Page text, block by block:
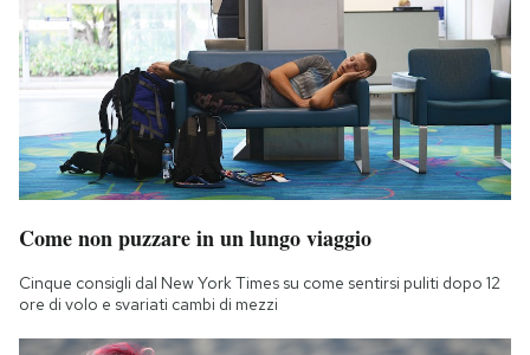
Come non puzzare in un lungo viaggio
Cinque consigli dal New York Times su come sentirsi puliti dopo 12
ore di volo e svariati cambi di mezzi